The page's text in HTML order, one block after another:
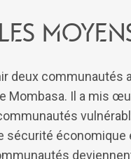
deux
Mombasa. Il a mis
sécurité